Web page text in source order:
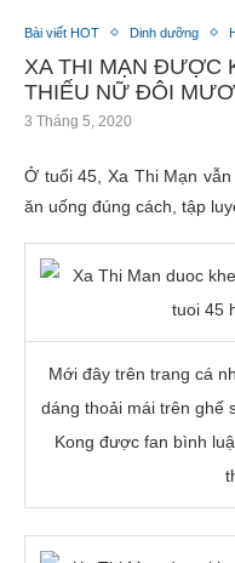
Bài viết HOT Dinh dưỡng
XA THI MẠN ĐƯỢC
THIẾU NỮ ĐÔI
3 Tháng 5, 2020
Ở tuổi 45, Xa Thi Mạn
ăn uống đúng cách, tập
Mới đây trên trang cá
dáng thoải mái trên ghế
Kong được fan bình